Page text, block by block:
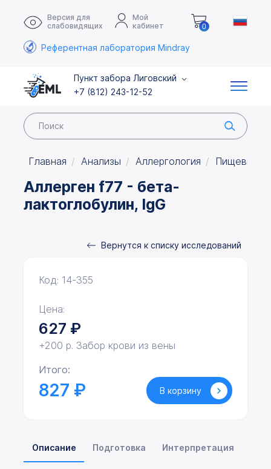
Версия для
слабовидящих
Мой
кабинет
0
Референтная лаборатория Mindray
Пункт забора Лиговский
+7 (812) 243-12-52
Главная Анализы Аллергология Пищевые
Аллерген f77 - бета-
лактоглобулин, IgG
Вернутся к списку исследований
Описание Подготовка Интерпретация
Код: 14-355
Цена:
627 ₽
+200 р. Забор крови из вены
Итого:
827 ₽ В корзину